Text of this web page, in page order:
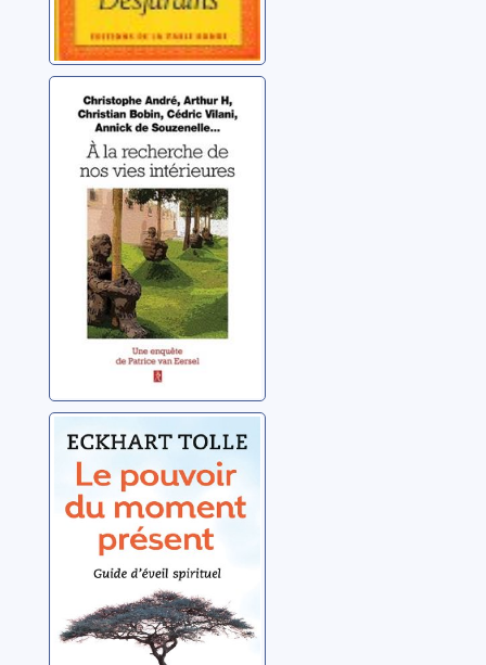
À la recherche
de nos vies
intérieures
Collectif
Le pouvoir du
moment présent
: guide d'éveil
spirituel
Tolle, Eckhart